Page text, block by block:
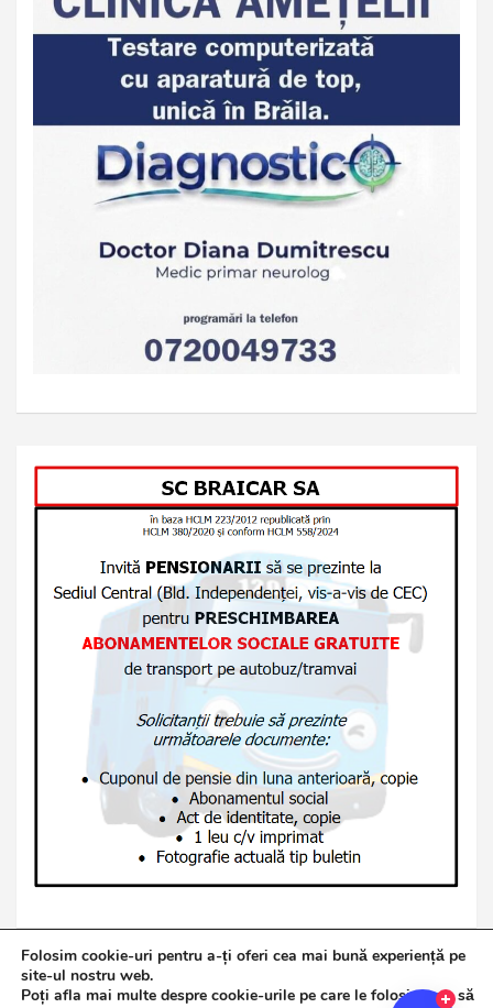
Copyright © 2026Jurnalul de Brăila
Folosim cookie-uri pentru a-ți oferi cea mai bună experiență pe
site-ul nostru web.
Poți afla mai multe despre cookie-urile pe care le folosim sau să